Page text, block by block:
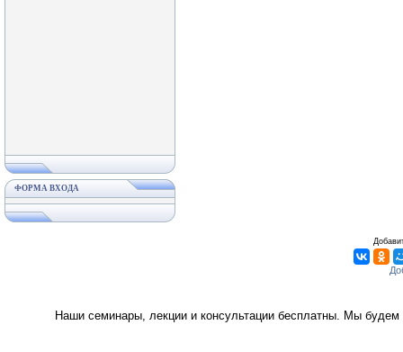
ФОРМА ВХОДА
Наши семинары, лекции и консультации бесплатны. Мы